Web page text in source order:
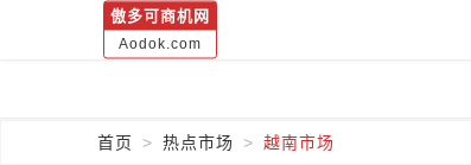
傲多可商机网
Aodok.com
首页 热点市场 越南市场